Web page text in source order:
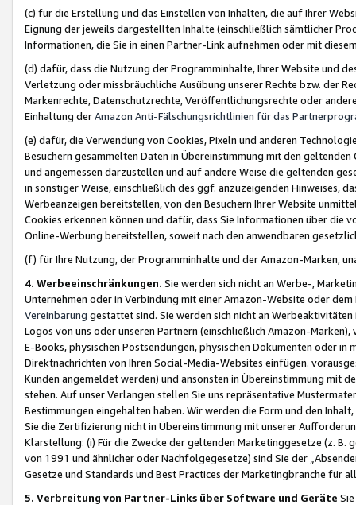
(c) für die Erstellung und das Einstellen von Inhalten, die auf Ihrer
Eignung der jeweils dargestellten Inhalte (einschließlich sämtlicher
Informationen, die Sie in einen Partner-Link aufnehmen oder mit
(d) dafür, dass die Nutzung der Programminhalte, Ihrer Website und
Verletzung oder missbräuchliche Ausübung unserer Rechte bzw. der
Markenrechte, Datenschutzrechte, Veröffentlichungsrechte oder
Einhaltung derAmazon Anti-Fälschungsrichtlinien für das
(e) dafür, die Verwendung von Cookies, Pixeln und anderen
Besuchern gesammelten Daten in Übereinstimmung mit den
und angemessen darzustellen und auf andere Weise die geltenden
in sonstiger Weise, einschließlich des ggf. anzuzeigenden Hinweises,
Werbeanzeigen bereitstellen, von den Besuchern Ihrer Website
Cookies erkennen können und dafür, dass Sie Informationen über die
Online-Werbung bereitstellen, soweit nach den anwendbaren
(f) für Ihre Nutzung, der Programminhalte und der Amazon-Marken,
4. Werbeeinschränkungen. Sie werden sich nicht an Werbe-,
Unternehmen oder in Verbindung mit einer Amazon-Website oder
Vereinbarung gestattet sind. Sie werden sich nicht an
Logos von uns oder unseren Partnern (einschließlich Amazon-
E-Books, physischen Postsendungen, physischen Dokumenten oder in
Direktnachrichten von Ihren Social-Media-Websites einfügen.
Kunden angemeldet werden) und ansonsten in Übereinstimmung mit
stehen. Auf unser Verlangen stellen Sie uns repräsentative
Bestimmungen eingehalten haben. Wir werden die Form und den
Sie die Zertifizierung nicht in Übereinstimmung mit unserer
Klarstellung: (i) Für die Zwecke der geltenden Marketinggesetze (z. B.
von 1991 und ähnlicher oder Nachfolgegesetze) sind Sie der
Gesetze und Standards und Best Practices der Marketingbranche für
5. Verbreitung von Partner-Links über Software und Geräte